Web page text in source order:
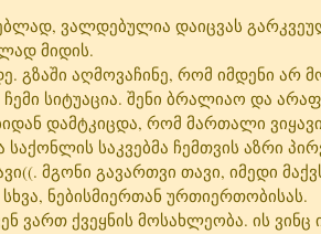
ვალდებულია დაიცვას
მიდის.
გზაში აღმოვაჩინე, რომ იმდენი არ
სიტუაცია. შენი ბრალიაო და
დამტკიცდა, რომ მართალი ვიყავი,
საკვებმა ჩემთვის აზრი
მგონი გავართვი თავი, იმედი
ნებისმიერთან ურთიერთობისას.
ვართ ქვეყნის მოსახლეობა. ის ვინც